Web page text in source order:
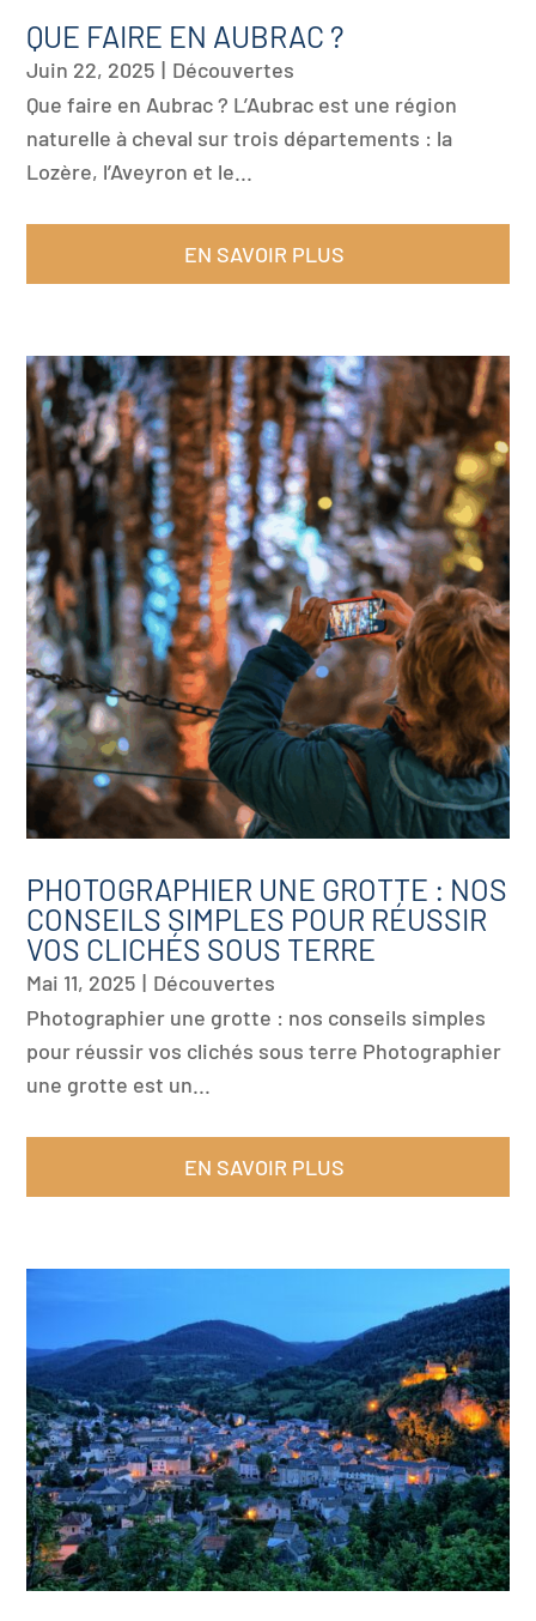
QUE FAIRE EN AUBRAC ?
Juin 22, 2025 | Découvertes
Que faire en Aubrac ? L’Aubrac est une région
naturelle à cheval sur trois départements : la
Lozère, l’Aveyron et le...
EN SAVOIR PLUS
PHOTOGRAPHIER UNE GROTTE : NOS
CONSEILS SIMPLES POUR RÉUSSIR
VOS CLICHÉS SOUS TERRE
Mai 11, 2025 | Découvertes
Photographier une grotte : nos conseils simples
pour réussir vos clichés sous terre Photographier
une grotte est un...
EN SAVOIR PLUS